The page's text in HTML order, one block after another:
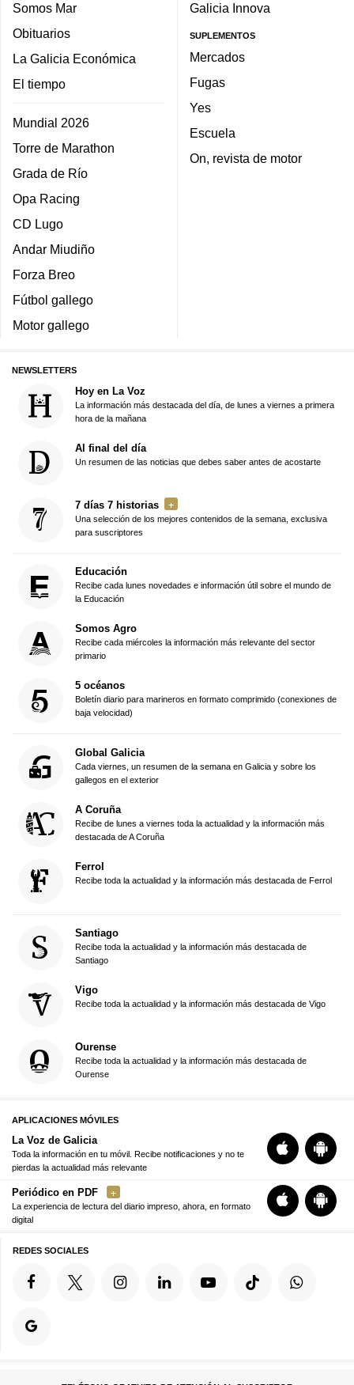
Somos Mar
Obituarios
La Galicia Económica
El tiempo
Mundial 2026
Torre de Marathon
Grada de Río
Opa Racing
CD Lugo
Andar Miudiño
Forza Breo
Fútbol gallego
Motor gallego
Galicia Innova
SUPLEMENTOS
Mercados
Fugas
Yes
Escuela
On, revista de motor
NEWSLETTERS
Hoy en La Voz
La información más destacada del día, de lunes a viernes a primera
hora de la mañana
Al final del día
Un resumen de las noticias que debes saber antes de acostarte
7 días 7 historias
Una selección de los mejores contenidos de la semana, exclusiva
para suscriptores
Educación
Recibe cada lunes novedades e información útil sobre el mundo de
la Educación
Somos Agro
Recibe cada miércoles la información más relevante del sector
primario
5 océanos
Boletín diario para marineros en formato comprimido (conexiones de
baja velocidad)
Global Galicia
Cada viernes, un resumen de la semana en Galicia y sobre los
gallegos en el exterior
A Coruña
Recibe de lunes a viernes toda la actualidad y la información más
destacada de A Coruña
Ferrol
Recibe toda la actualidad y la información más destacada de Ferrol
Santiago
Recibe toda la actualidad y la información más destacada de
Santiago
Vigo
Recibe toda la actualidad y la información más destacada de Vigo
Ourense
Recibe toda la actualidad y la información más destacada de
Ourense
APLICACIONES MÓVILES
La Voz de Galicia
Toda la información en tu móvil. Recibe notificaciones y no te
pierdas la actualidad más relevante
Periódico en PDF
La experiencia de lectura del diario impreso, ahora, en formato
digital
REDES SOCIALES